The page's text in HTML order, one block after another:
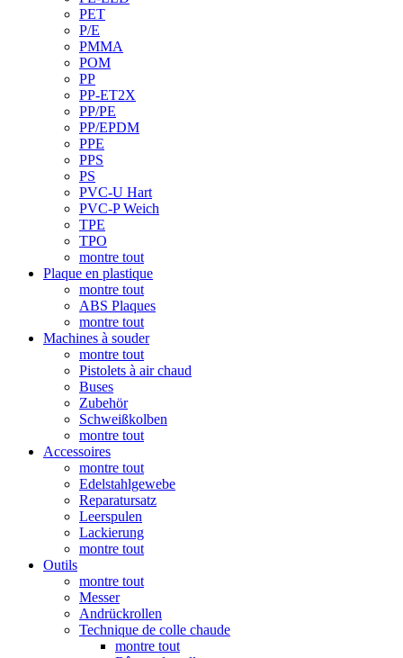
PET
P/E
PMMA
POM
PP
PP-ET2X
PP/PE
PP/EPDM
PPE
PPS
PS
PVC-U Hart
PVC-P Weich
TPE
TPO
montre tout
Plaque en plastique
montre tout
ABS Plaques
montre tout
Machines à souder
montre tout
Pistolets à air chaud
Buses
Zubehör
Schweißkolben
montre tout
Accessoires
montre tout
Edelstahlgewebe
Reparatursatz
Leerspulen
Lackierung
montre tout
Outils
montre tout
Messer
Andrückrollen
Technique de colle chaude
montre tout